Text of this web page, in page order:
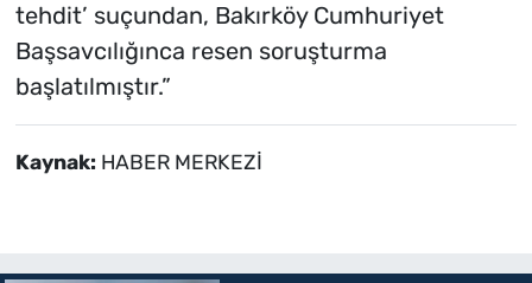
tehdit’ suçundan, Bakırköy Cumhuriyet
Başsavcılığınca resen soruşturma
başlatılmıştır.”
Kaynak: HABER MERKEZİ